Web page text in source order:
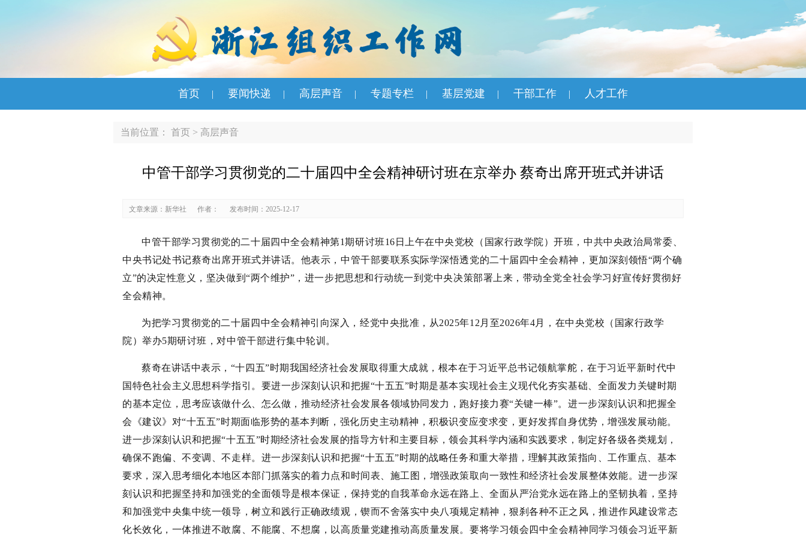
首页 | 要闻快递 | 高层声音 | 专题专栏 | 基层党建 | 干部工作 | 人才工作
当前位置： 首页 > 高层声音
中管干部学习贯彻党的二十届四中全会精神研讨班在京举办 蔡奇出席开班式并讲话
文章来源：新华社 作者： 发布时间：2025-12-17
中管干部学习贯彻党的二十届四中全会精神第1期研讨班16日上午在中央党校（国家行政学院）开班，中共中央政治局常委、
中央书记处书记蔡奇出席开班式并讲话。他表示，中管干部要联系实际学深悟透党的二十届四中全会精神，更加深刻领悟“两个确
立”的决定性意义，坚决做到“两个维护”，进一步把思想和行动统一到党中央决策部署上来，带动全党全社会学习好宣传好贯彻好
全会精神。
为把学习贯彻党的二十届四中全会精神引向深入，经党中央批准，从2025年12月至2026年4月，在中央党校（国家行政学
院）举办5期研讨班，对中管干部进行集中轮训。
蔡奇在讲话中表示，“十四五”时期我国经济社会发展取得重大成就，根本在于习近平总书记领航掌舵，在于习近平新时代中
国特色社会主义思想科学指引。要进一步深刻认识和把握“十五五”时期是基本实现社会主义现代化夯实基础、全面发力关键时期
的基本定位，思考应该做什么、怎么做，推动经济社会发展各领域协同发力，跑好接力赛“关键一棒”。进一步深刻认识和把握全
会《建议》对“十五五”时期面临形势的基本判断，强化历史主动精神，积极识变应变求变，更好发挥自身优势，增强发展动能。
进一步深刻认识和把握“十五五”时期经济社会发展的指导方针和主要目标，领会其科学内涵和实践要求，制定好各级各类规划，
确保不跑偏、不变调、不走样。进一步深刻认识和把握“十五五”时期的战略任务和重大举措，理解其政策指向、工作重点、基本
要求，深入思考细化本地区本部门抓落实的着力点和时间表、施工图，增强政策取向一致性和经济社会发展整体效能。进一步深
刻认识和把握坚持和加强党的全面领导是根本保证，保持党的自我革命永远在路上、全面从严治党永远在路上的坚韧执着，坚持
和加强党中央集中统一领导，树立和践行正确政绩观，锲而不舍落实中央八项规定精神，狠刹各种不正之风，推进作风建设常态
化长效化，一体推进不敢腐、不能腐、不想腐，以高质量党建推动高质量发展。要将学习领会四中全会精神同学习领会习近平新